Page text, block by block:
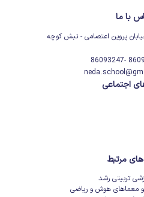
با ما
پروین اعتصامی - نبش کوچه
اجتماعی
مرتبط
تربیتی رشد
و معماهای هوش و ریاضی